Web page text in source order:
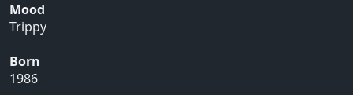
Mood
Trippy
Born
1986